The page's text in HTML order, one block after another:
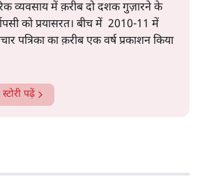
व्यवसाय में क़रीब दो दशक गुज़ारने के
को प्रयासरत। बीच में 2010-11 में
पत्रिका का क़रीब एक वर्ष प्रकाशन किया
पढ़ें